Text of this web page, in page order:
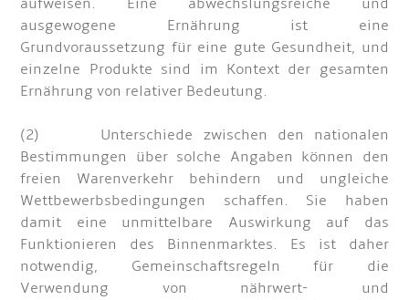
aufweisen. Eine abwechslungsreiche und
ausgewogene Ernährung ist eine
Grundvoraussetzung für eine gute Gesundheit, und
einzelne Produkte sind im Kontext der gesamten
Ernährung von relativer Bedeutung.
(2) Unterschiede zwischen den nationalen
Bestimmungen über solche Angaben können den
freien Warenverkehr behindern und ungleiche
Wettbewerbsbedingungen schaffen. Sie haben
damit eine unmittelbare Auswirkung auf das
Funktionieren des Binnenmarktes. Es ist daher
notwendig, Gemeinschaftsregeln für die
Verwendung von nährwert- und